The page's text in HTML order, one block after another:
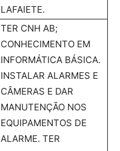
LAFAIETE.
TER CNH AB;
CONHECIMENTO EM
INFORMÁTICA BÁSICA.
INSTALAR ALARMES E
CÂMERAS E DAR
MANUTENÇÃO NOS
EQUIPAMENTOS DE
ALARME. TER